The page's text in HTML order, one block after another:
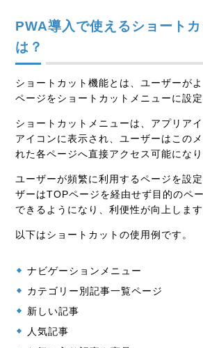
PWA導入で使えるショートカ
は？
ショートカット機能とは、ユーザーが
ページをショートカットメニューに設定
ショートカットメニューは、アプリア
アイコンに表示され、ユーザーはこの
れた各ページへ直接アクセス可能になり
ユーザーが頻繁に利用するページを設
ザーはTOPページを経由せず目的のペ
できるようになり、利便性が向上します
以下はショートカットの使用例です。
ナビゲーションメニュー
カテゴリー別記事一覧ページ
新しい記事
人気記事